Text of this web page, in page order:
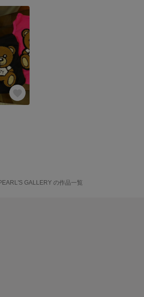
GALLERY の作品一覧